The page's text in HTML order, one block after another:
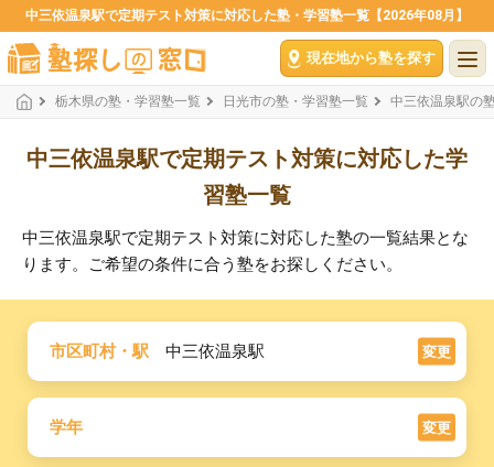
中三依温泉駅で定期テスト対策に対応した塾・学習塾一覧【2026年08月】
現在地から塾を探す
栃木県の塾・学習塾一覧 日光市の塾・学習塾一覧 中三依温泉駅の
中三依温泉駅で定期テスト対策に対応した学
習塾一覧
中三依温泉駅で定期テスト対策に対応した塾の一覧結果とな
ります。ご希望の条件に合う塾をお探しください。
市区町村・駅 中三依温泉駅 変更
学年 変更